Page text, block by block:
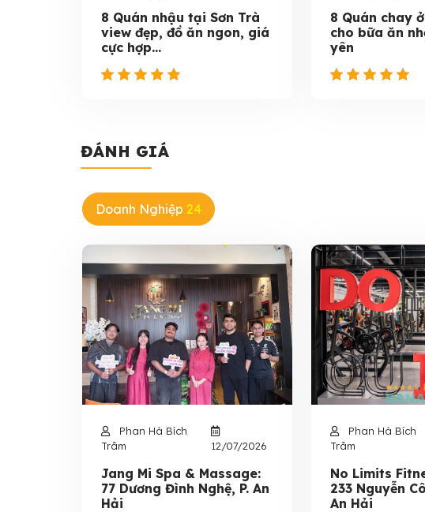
8 Quán nhậu tại Sơn Trà
view đẹp, đồ ăn ngon, giá
cực hợp...
8 Quán chay
cho bữa ăn
yên
ĐÁNH GIÁ
Doanh Nghiệp 24
Phan Hà Bích
Trâm
12/07/2026
Jang Mi Spa & Massage:
77 Dương Đình Nghệ, P. An
Hải
Phan Hà Bích
Trâm
No Limits
233 Nguyễn
An Hải